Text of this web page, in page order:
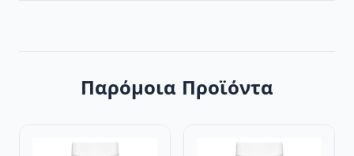
Παρόμοια Προϊόντα